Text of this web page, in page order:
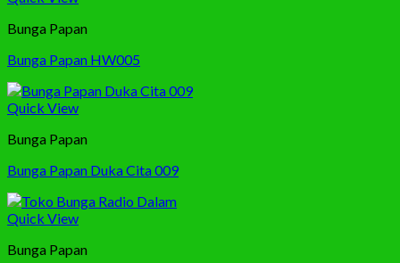
Bunga Papan
Bunga Papan HW005
Quick View
Bunga Papan
Bunga Papan Duka Cita 009
Quick View
Bunga Papan